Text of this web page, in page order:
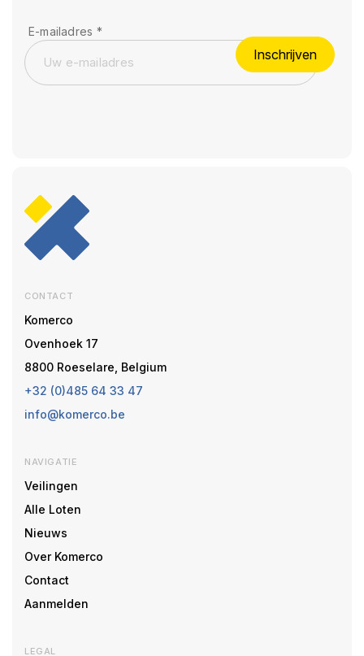
E-mailadres *
Inschrijven
CONTACT
Komerco
Ovenhoek 17
8800 Roeselare, Belgium
+32 (0)485 64 33 47
info@komerco.be
NAVIGATIE
Veilingen
Alle Loten
Nieuws
Over Komerco
Contact
Aanmelden
LEGAL